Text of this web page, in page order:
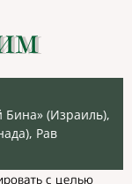
(Израиль),
Рав
с целью